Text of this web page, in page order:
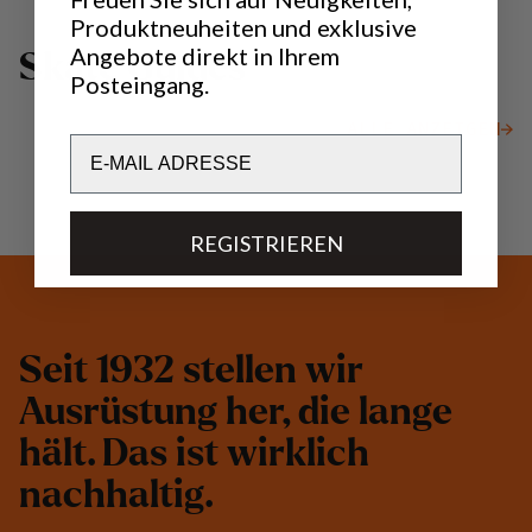
S ate Guides
E ss
Seit 1932 stellen wir
Ausrüstung her, die lange
hält. Das ist wirklich
nachhaltig.
Produktneuheiten und exklusive
Angebote direkt in Ihrem
Posteingang.
REGISTRIEREN